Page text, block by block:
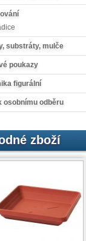
substráty, mulče
poukazy
figurální
osobnímu odběru
zboží